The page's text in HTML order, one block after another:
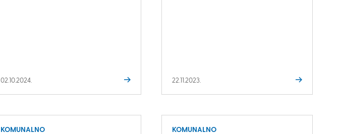
02.10.2024. 22.11.2023.
KOMUNALNO KOMUNALNO